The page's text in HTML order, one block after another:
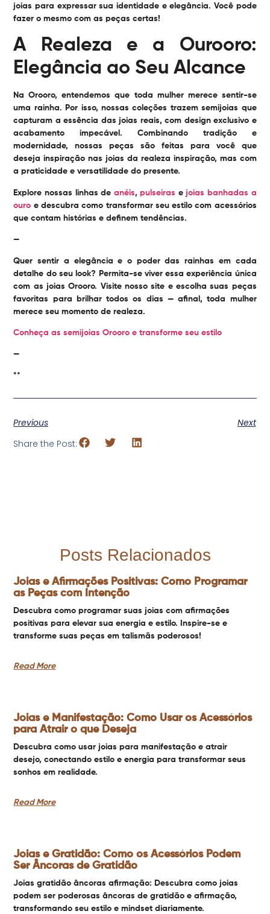
joias para expressar sua identidade e elegância. Você pode
fazer o mesmo com as peças certas!
A Realeza e a Ourooro:
Elegância ao Seu Alcance
Na Orooro, entendemos que toda mulher merece sentir-se
uma rainha. Por isso, nossas coleções trazem semijoias que
capturam a essência das joias reais, com design exclusivo e
acabamento impecável. Combinando tradição e
modernidade, nossas peças são feitas para você que
deseja inspiração nas joias da realeza inspiração, mas com
a praticidade e versatilidade do presente.
Explore nossas linhas de anéis,pulseiras e joias banhadas a
ouro e descubra como transformar seu estilo com acessórios
que contam histórias e definem tendências.
—
Quer sentir a elegância e o poder das rainhas em cada
detalhe do seu look? Permita-se viver essa experiência única
com as joias Orooro. Visite nosso site e escolha suas peças
favoritas para brilhar todos os dias — afinal, toda mulher
merece seu momento de realeza.
Conheça as semijoias Orooro e transforme seu estilo
—
**
Previous
Next
Share the Post:
Posts Relacionados
Joias e Afirmações Positivas: Como Programar
as Peças com Intenção
Descubra como programar suas joias com afirmações
positivas para elevar sua energia e estilo. Inspire-se e
transforme suas peças em talismãs poderosos!
Read More
Joias e Manifestação: Como Usar os Acessórios
para Atrair o que Deseja
Descubra como usar joias para manifestação e atrair
desejo, conectando estilo e energia para transformar seus
sonhos em realidade.
Read More
Joias e Gratidão: Como os Acessórios Podem
Ser Âncoras de Gratidão
Joias gratidão âncoras afirmação: Descubra como joias
podem ser poderosas âncoras de gratidão e afirmação,
transformando seu estilo e mindset diariamente.